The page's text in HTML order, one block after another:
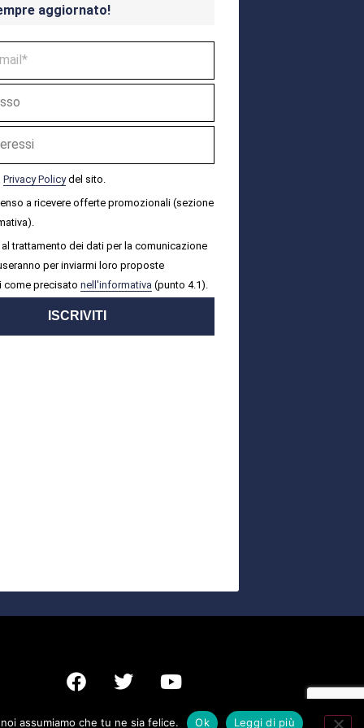
aggiornato!
Privacy Policydel sito.
a ricevere offerte promozionali (sezione
trattamento dei dati per la comunicazione
per inviarmi loro proposte
come precisato nell'informativa (punto 4.1).
ISCRIVITI
assumiamo che tu ne sia felice. Ok Leggi di più